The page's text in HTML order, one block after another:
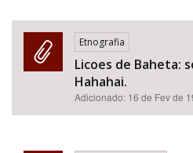
Etnografia
Licoes de Baheta:
Hahahai.
Adicionado: 16 de Fev de